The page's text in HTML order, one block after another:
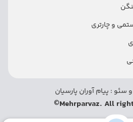
و چارتری
و سئو : پیام آوران پارسیان
©